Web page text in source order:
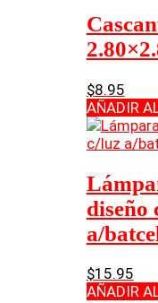
$8.95
AÑADIR
diseño
a/
$15.95
AÑADIR